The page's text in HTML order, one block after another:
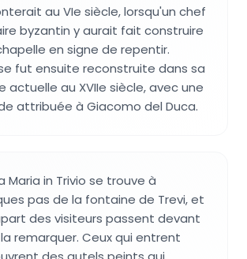
au VIe siècle, lorsqu'un chef
byzantin y aurait fait construire
en signe de repentir.
fut ensuite reconstruite dans sa
actuelle au XVIIe siècle, avec une
attribuée à Giacomo del Duca.
Maria in Trivio se trouve à
pas de la fontaine de Trevi, et
des visiteurs passent devant
remarquer. Ceux qui entrent